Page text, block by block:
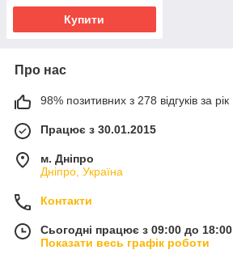
Купити
Про нас
98% позитивних з 278 відгуків за рік
Працює з 30.01.2015
м. Дніпро
Дніпро, Україна
Контакти
Сьогодні працює з 09:00 до 18:00
Показати весь графік роботи